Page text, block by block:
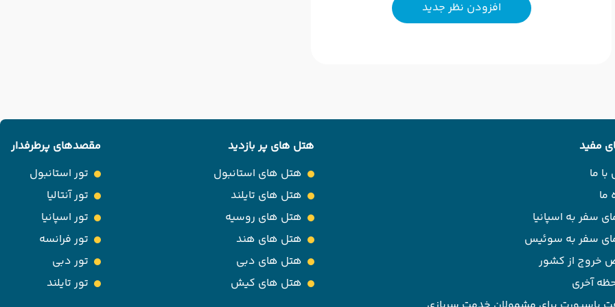
افزودن نظر جدید
مفید
ما
ما
سفر به اسپانیا
سفر به سوئیس
خروج از کشور
آخری
هتل های پر بازدید
هتل های استانبول
هتل های تایلند
هتل های روسیه
هتل های هند
هتل های دبی
هتل های کیش
مقصدهای پرطرفدار
تور استانبول
تور آنتالیا
تور اسپانیا
تور فرانسه
تور دبی
تور تایلند